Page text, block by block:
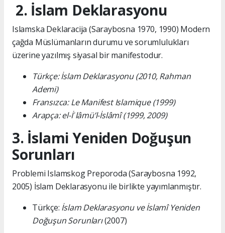
2. İslam Deklarasyonu
Islamska Deklaracija (Saraybosna 1970, 1990) Modern
çağda Müslümanların durumu ve sorumlulukları
üzerine yazılmış siyasal bir manifestodur.
Türkçe: İslam Deklarasyonu (2010, Rahman
Ademi)
Fransızca: Le Manifest Islamique (1999)
Arapça: el-İʿlâmü’l-İslâmî (1999, 2009)
3. İslami Yeniden Doğuşun
Sorunları
Problemi Islamskog Preporoda (Saraybosna 1992,
2005) İslam Deklarasyonu ile birlikte yayımlanmıştır.
Türkçe: İslam Deklarasyonu ve İslamî Yeniden
Doğuşun Sorunları(2007)